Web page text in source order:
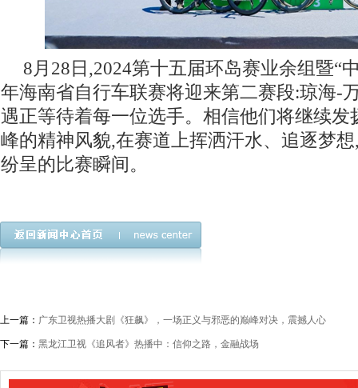
8月28日,2024第十五届环岛赛业余组暨“
年海南省自行车联赛将迎来第二赛段:琼海-
遇正等待着每一位选手。相信他们将继续发
峰的精神风貌,在赛道上挥洒汗水、追逐梦
纷呈的比赛瞬间。
上一篇： 广东卫视热播大剧《狂飙》，一场正义与邪恶的巅峰对决，震撼人心
下一篇： 黑龙江卫视《追风者》热播中：信仰之路，金融战场